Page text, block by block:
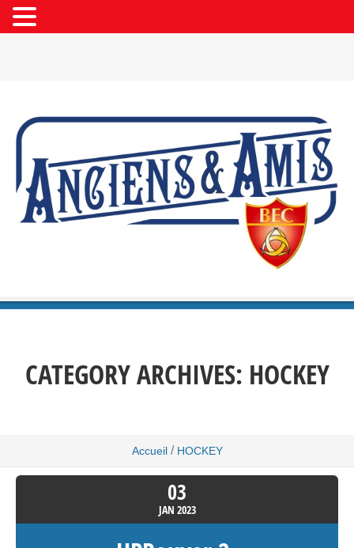
CATEGORY ARCHIVES: HOCKEY
Accueil / HOCKEY
03
JAN 2023